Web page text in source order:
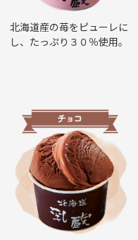
北海道産の苺をピューレに
し、たっぷり３０％使用。